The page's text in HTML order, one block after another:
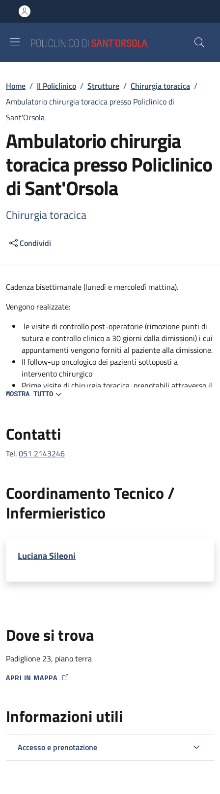
al contenuto principale
to footer content
Briciole di pane
Home / Il Policlinico / Strutture / Chirurgia toracica /
Ambulatorio chirurgia toracica presso Policlinico di
Sant'Orsola
Ambulatorio chirurgia
toracica presso Policlinico
di Sant'Orsola
Chirurgia toracica
Condividi
Descrizione
Cadenza bisettimanale (lunedì e mercoledì mattina).
Vengono realizzate:
le visite di controllo post-operatorie (rimozione punti di
sutura e controllo clinico a 30 giorni dalla dimissioni) i cui
appuntamenti vengono forniti al paziente alla dimissione.
Il follow-up oncologico dei pazienti sottoposti a
intervento chirurgico
Prime visite di chirurgia toracica, prenotabili attraverso il
CUP.
MOSTRA TUTTO
Contatti
Tel.051 2143246
Coordinamento Tecnico /
Infermieristico
Luciana Sileoni
Dove si trova
Padiglione 23, piano terra
APRI IN MAPPA
MAP ICON
Informazioni utili
Accesso e prenotazione